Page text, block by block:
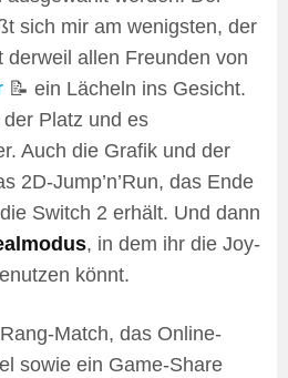
sich mir am wenigsten, der
derweil allen Freunden von
📝 ein Lächeln ins Gesicht.
Platz und es
Auch die Grafik und der
2D-Jump’n’Run, das Ende
Switch 2 erhält. Und dann
, in dem ihr die Joy-
könnt.
Match, das Online-
sowie ein Game-Share